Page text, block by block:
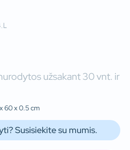
užsakant 30 vnt. ir
60 x 0.5 cm
Susisiekite su mumis.